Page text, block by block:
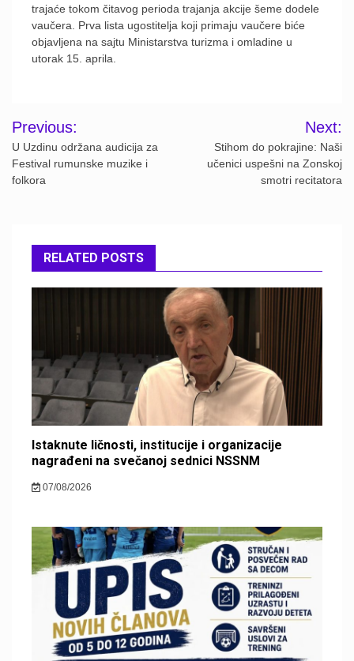
trajaće tokom čitavog perioda trajanja akcije šeme dodele
vaučera. Prva lista ugostitelja koji primaju vaučere biće
objavljena na sajtu Ministarstva turizma i omladine u
utorak 15. aprila.
Post
navigation
Previous:
U Uzdinu održana audicija za
Festival rumunske muzike i
folkora
Next:
Stihom do pokrajine: Naši
učenici uspešni na Zonskoj
smotri recitatora
RELATED POSTS
Istaknute ličnosti, institucije i organizacije
nagrađeni na svečanoj sednici NSSNM
07/08/2026